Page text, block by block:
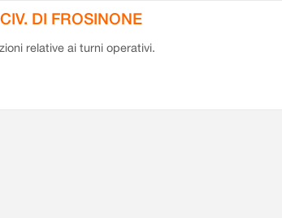
DI FROSINONE
relative ai turni operativi.